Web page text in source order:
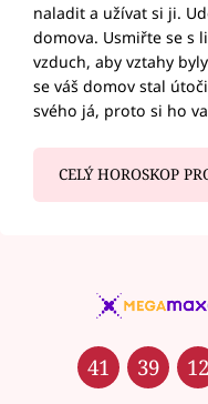
naladit a užívat si ji.
domova. Usmiřte se s
vzduch, aby vztahy
se váš domov stal
svého já, proto si ho
CELÝ HOROSKOP
41 39 12